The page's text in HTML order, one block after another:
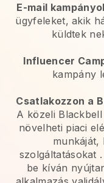
E-mail
ügyfeleket, akik
küldtek
Influencer
kampány
Csatlakozzon a
A közeli
növelheti piaci
munkáját,
szolgáltatásokat
be kíván